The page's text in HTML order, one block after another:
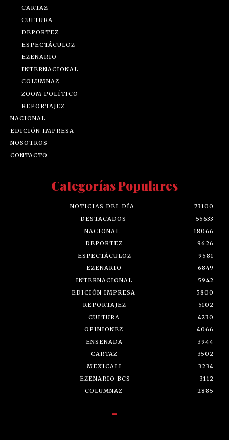
CARTAZ
CULTURA
DEPORTEZ
ESPECTÁCULOZ
EZENARIO
INTERNACIONAL
COLUMNAZ
ZOOM POLÍTICO
REPORTAJEZ
NACIONAL
EDICIÓN IMPRESA
NOSOTROS
CONTACTO
Categorías Populares
NOTICIAS DEL DÍA
73100
DESTACADOS
55633
NACIONAL
18066
DEPORTEZ
9626
ESPECTÁCULOZ
9581
EZENARIO
6849
INTERNACIONAL
5942
EDICIÓN IMPRESA
5800
REPORTAJEZ
5102
CULTURA
4230
OPINIONEZ
4066
ENSENADA
3944
CARTAZ
3502
MEXICALI
3234
EZENARIO BCS
3112
COLUMNAZ
2885
-